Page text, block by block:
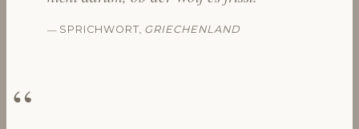
— SPRICHWORT GRIECHENLAND